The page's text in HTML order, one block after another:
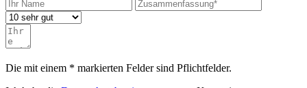
Die mit einem * markierten Felder sind Pflichtfelder.